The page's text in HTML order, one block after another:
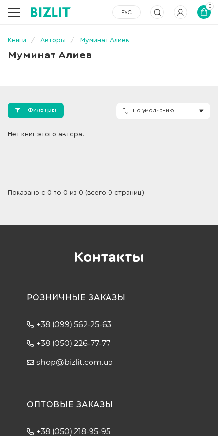
РУС
0
Книги Авторы Муминат Алиев
Муминат Алиев
Фильтры
Нет книг этого автора.
Показано с 0 по 0 из 0 (всего 0 страниц)
Контакты
РОЗНИЧНЫЕ ЗАКАЗЫ
+38 (099) 562-25-63
+38 (050) 226-77-77
shop@bizlit.com.ua
ОПТОВЫЕ ЗАКАЗЫ
+38 (050) 218-95-95